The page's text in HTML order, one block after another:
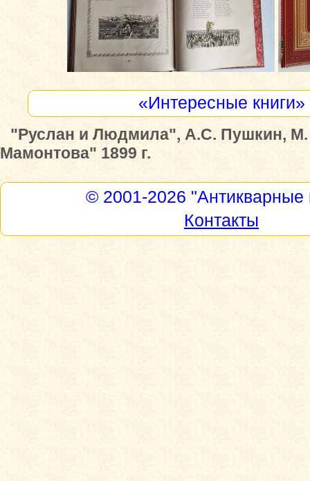
«Интересные книги»
"Руслан и Людмила", А.С. Пушкин,
Мамонтова" 1899 г.
© 2001-2026 "Антикварные
Контакты